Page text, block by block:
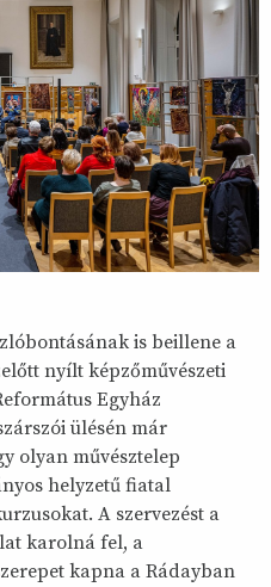
is beillene a
nyílt képzőművészeti
Egyház
ülésén már
olyan művésztelep
helyzetű fiatal
A szervezést a
karolná fel, a
kapna a Rádayban